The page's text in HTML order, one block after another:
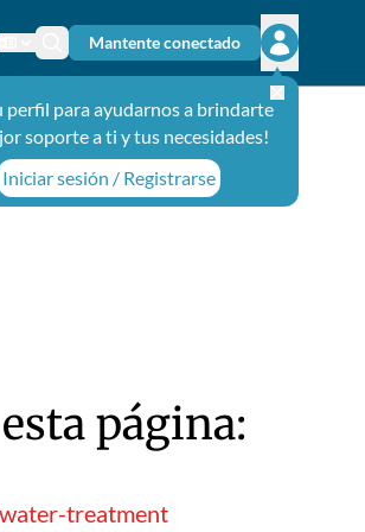
Cambiar el idioma
Ícono de búsqueda
Mantente conectado
Abrir el
perfil para ayudarnos a brindarte
soporte a ti y tus necesidades!
Iniciar sesión / Registrarse
página:
treatment